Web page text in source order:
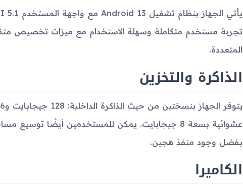
تجربة مستخدم متكاملة وسهلة الاستخدام مع ميزات تخصيص
المتعددة.
الذاكرة والتخزين
بفضل وجود منفذ هجين.
الكاميرا